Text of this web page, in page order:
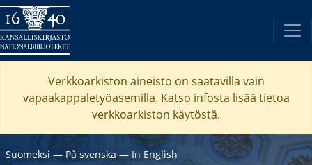
Verkkoarkiston aineisto on saatavilla vain
vapaakappaletyöasemilla. Katso infosta lisää tietoa
verkkoarkiston käytöstä.
Suomeksi ― På svenska ― In English